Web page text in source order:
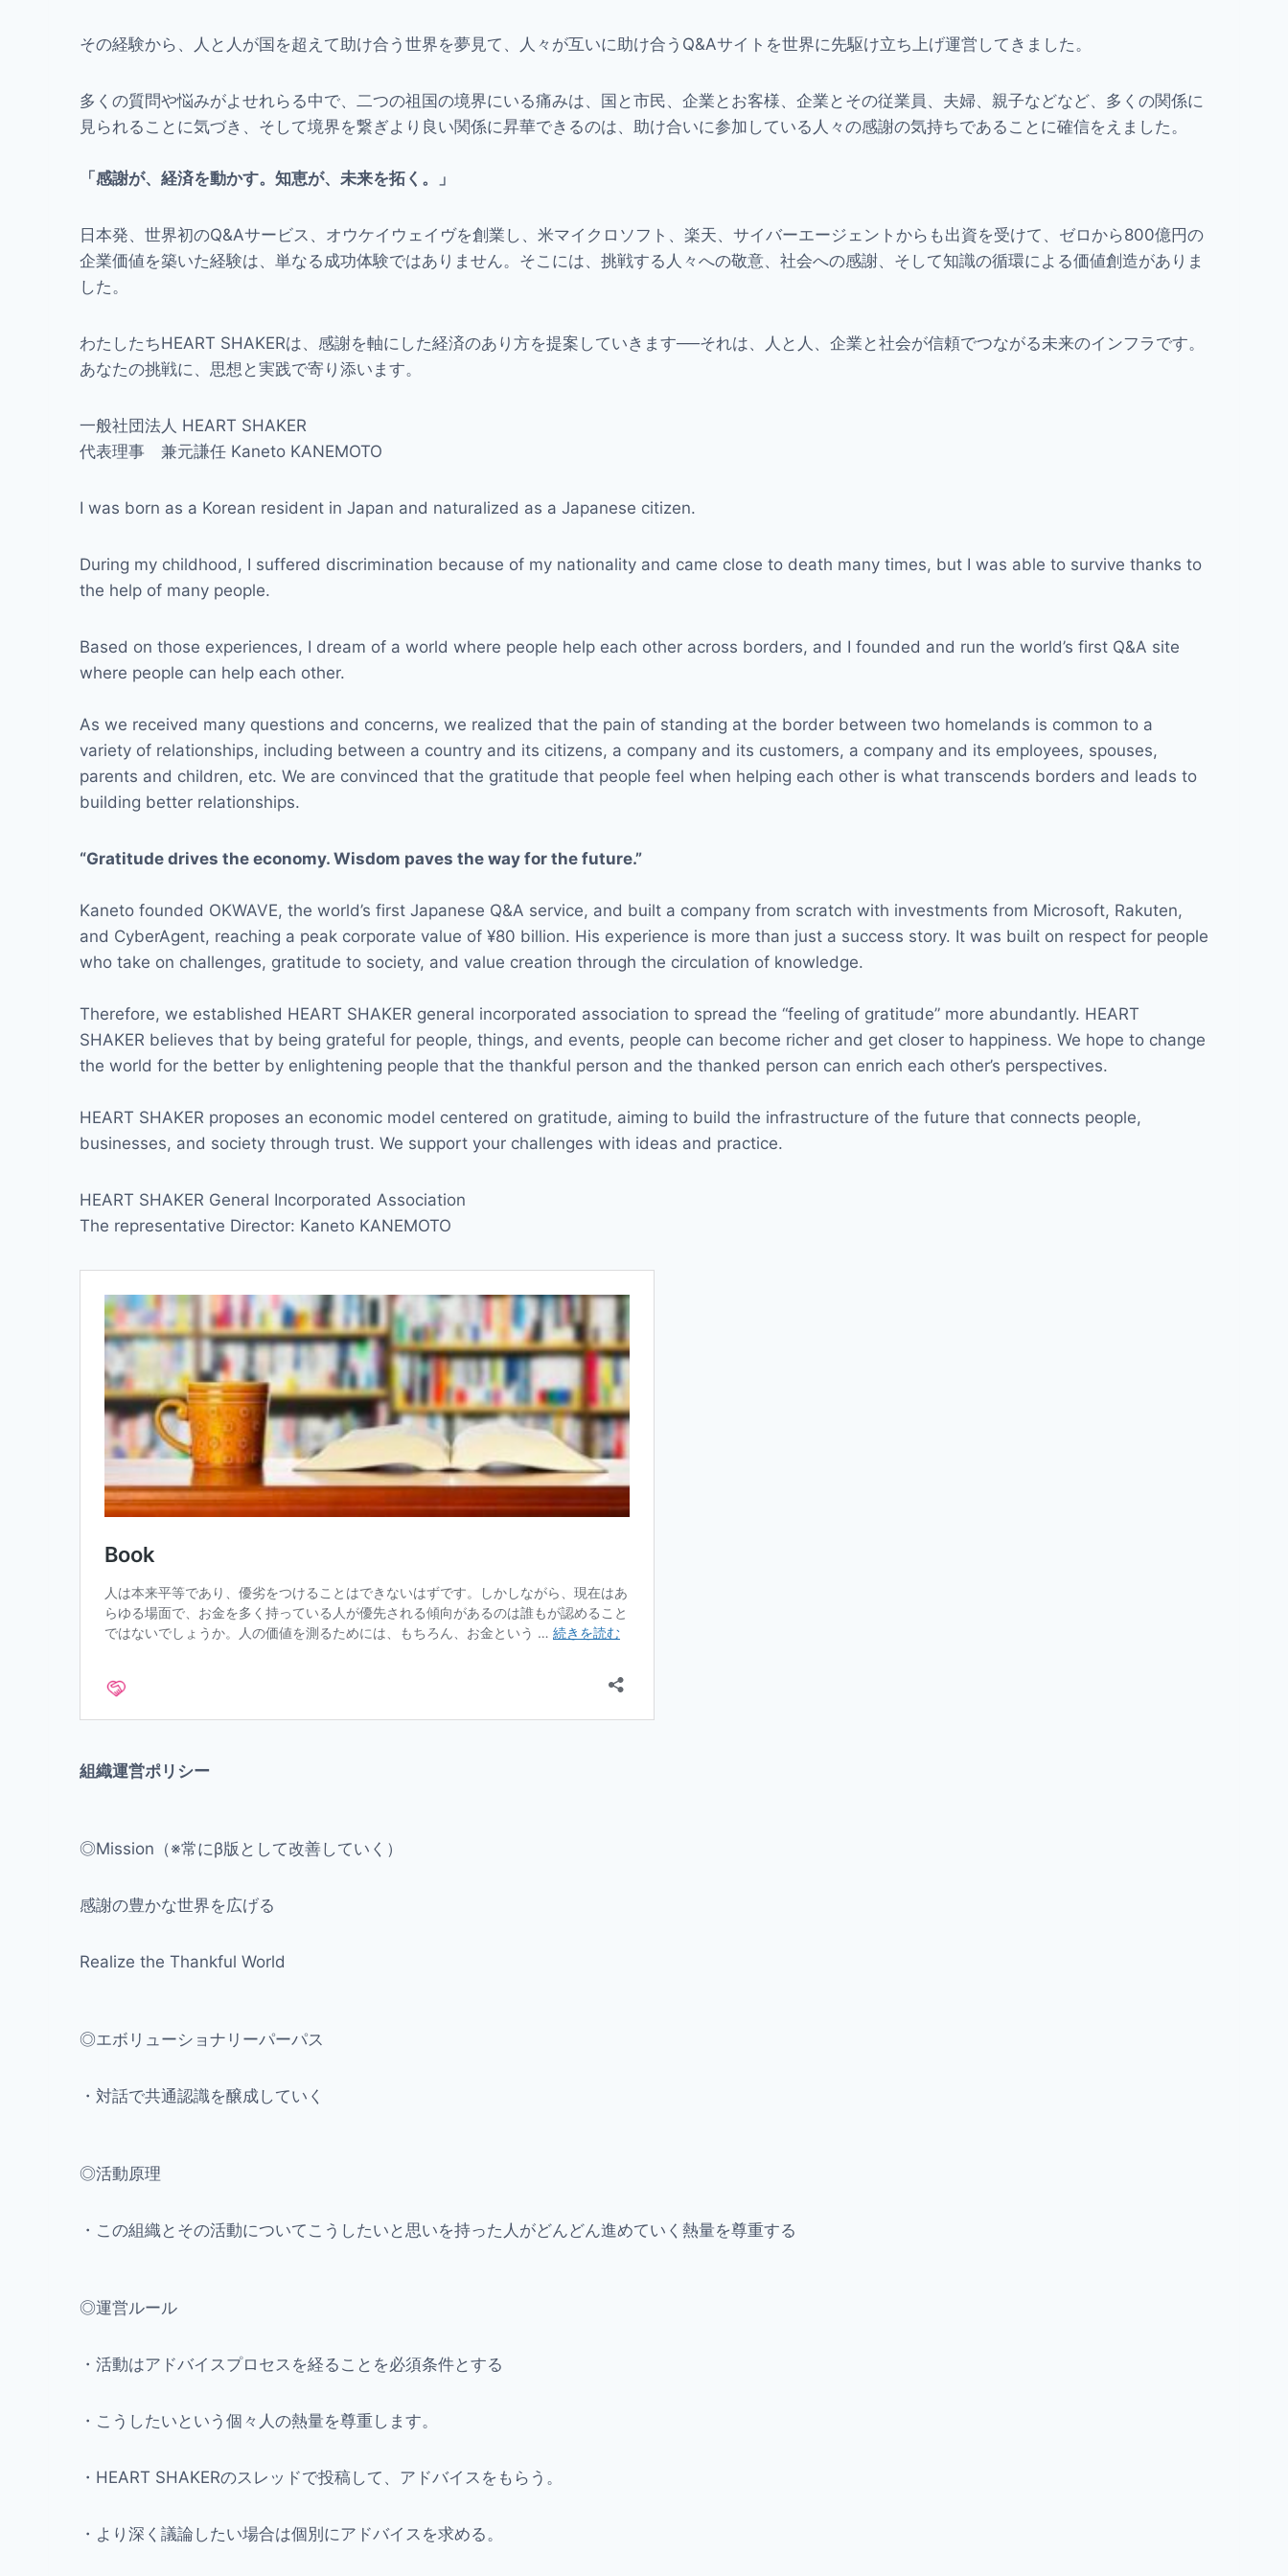
その経験から、人と人が国を超えて助け合う世界を夢見て、人々が互いに助け合うQ&Aサイトを世界に先駆け立ち上げ運営してきました。
多くの質問や悩みがよせれらる中で、二つの祖国の境界にいる痛みは、国と市民、企業とお客様、企業とその従業員、夫婦、親子などなど、多くの関係に
見られることに気づき、そして境界を繋ぎより良い関係に昇華できるのは、助け合いに参加している人々の感謝の気持ちであることに確信をえました。
「感謝が、経済を動かす。知恵が、未来を拓く。」
日本発、世界初のQ&Aサービス、オウケイウェイヴを創業し、米マイクロソフト、楽天、サイバーエージェントからも出資を受けて、ゼロから800億円の
企業価値を築いた経験は、単なる成功体験ではありません。そこには、挑戦する人々への敬意、社会への感謝、そして知識の循環による価値創造がありま
した。
わたしたちHEART SHAKERは、感謝を軸にした経済のあり方を提案していきます──それは、人と人、企業と社会が信頼でつながる未来のインフラです。
あなたの挑戦に、思想と実践で寄り添います。
一般社団法人 HEART SHAKER
代表理事 兼元謙任 Kaneto KANEMOTO
I was born as a Korean resident in Japan and naturalized as a Japanese citizen.
During my childhood, I suffered discrimination because of my nationality and came close to death many times, but I was able to survive thanks to
the help of many people.
Based on those experiences, I dream of a world where people help each other across borders, and I founded and run the world’s first Q&A site
where people can help each other.
As we received many questions and concerns, we realized that the pain of standing at the border between two homelands is common to a
variety of relationships, including between a country and its citizens, a company and its customers, a company and its employees, spouses,
parents and children, etc. We are convinced that the gratitude that people feel when helping each other is what transcends borders and leads to
building better relationships.
“Gratitude drives the economy. Wisdom paves the way for the future.”
Kaneto founded OKWAVE, the world’s first Japanese Q&A service, and built a company from scratch with investments from Microsoft, Rakuten,
and CyberAgent, reaching a peak corporate value of ¥80 billion. His experience is more than just a success story. It was built on respect for people
who take on challenges, gratitude to society, and value creation through the circulation of knowledge.
Therefore, we established HEART SHAKER general incorporated association to spread the “feeling of gratitude” more abundantly. HEART
SHAKER believes that by being grateful for people, things, and events, people can become richer and get closer to happiness. We hope to change
the world for the better by enlightening people that the thankful person and the thanked person can enrich each other’s perspectives.
HEART SHAKER proposes an economic model centered on gratitude, aiming to build the infrastructure of the future that connects people,
businesses, and society through trust. We support your challenges with ideas and practice.
HEART SHAKER General Incorporated Association
The representative Director: Kaneto KANEMOTO
組織運営ポリシー
◎Mission（※常にβ版として改善していく）
感謝の豊かな世界を広げる
Realize the Thankful World
◎エボリューショナリーパーパス
・対話で共通認識を醸成していく
◎活動原理
・この組織とその活動についてこうしたいと思いを持った人がどんどん進めていく熱量を尊重する
◎運営ルール
・活動はアドバイスプロセスを経ることを必須条件とする
・こうしたいという個々人の熱量を尊重します。
・HEART SHAKERのスレッドで投稿して、アドバイスをもらう。
・より深く議論したい場合は個別にアドバイスを求める。